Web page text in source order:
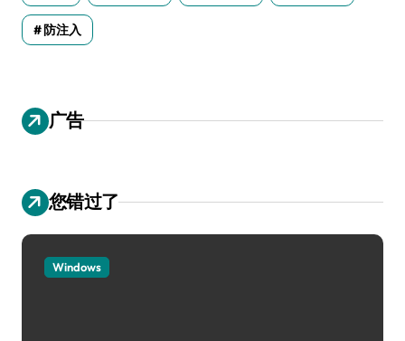
防注入
广告
您错过了
Windows